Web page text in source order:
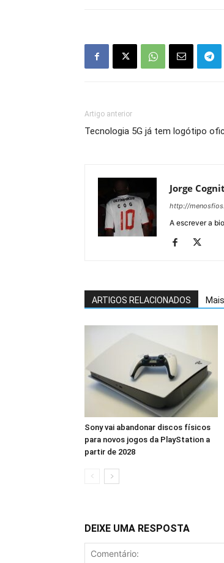
Artigo anterior
Tecnologia 5G já tem logótipo
Jorge
http://
A escrever a
ARTIGOS RELACIONADOS
Sony vai abandonar discos físicos
para novos jogos da PlayStation a
partir de 2028
DEIXE UMA RESPOSTA